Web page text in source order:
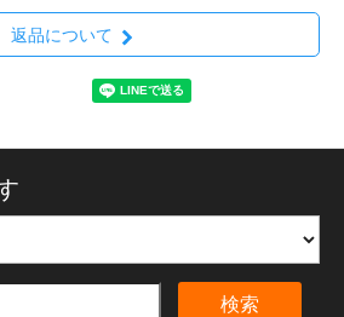
返品について
検索